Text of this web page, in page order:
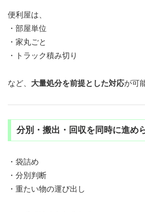
便利屋は、
・部屋単位
・家丸ごと
・トラック積み切り
など、 大量処分を前提とした対応が可
分別・搬出・回収を同時に進め
・袋詰め
・分別判断
・重たい物の運び出し